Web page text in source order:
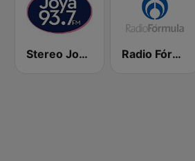
Stereo Joya FM Radio Fórmula 104.1 FM